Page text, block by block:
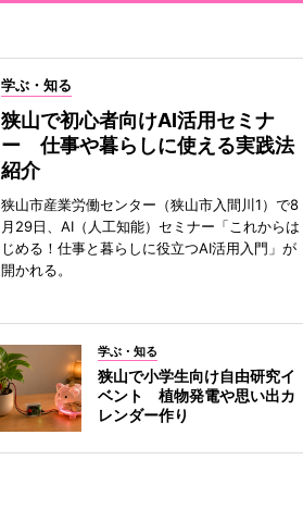
学ぶ・知る
狭山で初心者向けAI活用セミナ
ー 仕事や暮らしに使える実践法
紹介
狭山市産業労働センター（狭山市入間川1）で8
月29日、AI（人工知能）セミナー「これからは
じめる！仕事と暮らしに役立つAI活用入門」が
開かれる。
学ぶ・知る
狭山で小学生向け自由研究イ
ベント 植物発電や思い出カ
レンダー作り